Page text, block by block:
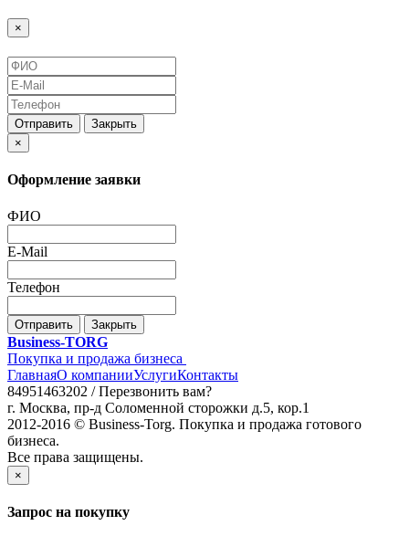
×
Отправить
Закрыть
×
Оформление заявки
ФИО
E-Mail
Телефон
Отправить Закрыть
Business-TORG
Покупка и продажа бизнеса
ГлавнаяО компанииУслугиКонтакты
84951463202 /Перезвонить вам?
г. Москва, пр-д Соломенной сторожки д.5, кор.1
2012-2016 © Business-Torg. Покупка и продажа готового
бизнеса.
Все права защищены.
×
Запрос на покупку